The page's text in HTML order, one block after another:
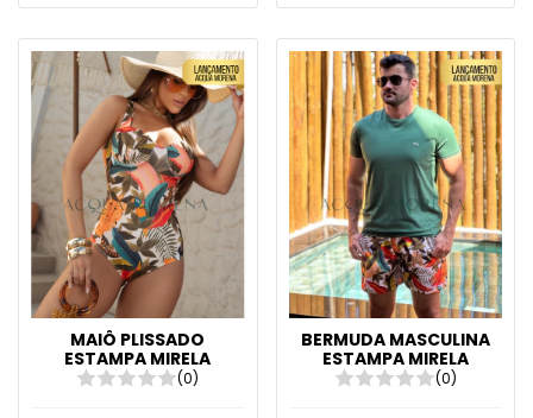
MAIÔ PLISSADO
ESTAMPA MIRELA
(0)
BERMUDA MASCULINA
ESTAMPA MIRELA
(0)